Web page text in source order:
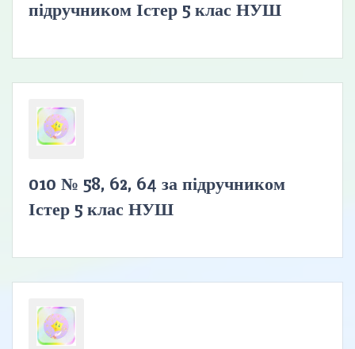
підручником Істер 5 клас НУШ
010 № 58, 62, 64 за підручником
Істер 5 клас НУШ